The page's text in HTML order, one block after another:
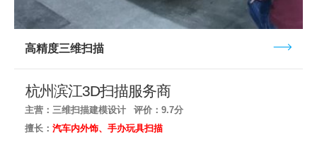
杭州滨江3D扫描服务商
高精度三维扫描
主营：三维扫描建模设计
评价：9.7分
擅长： 汽车内外饰、手办玩具扫描